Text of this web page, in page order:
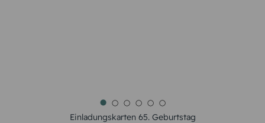
Einladungskarten 65. Geburtstag